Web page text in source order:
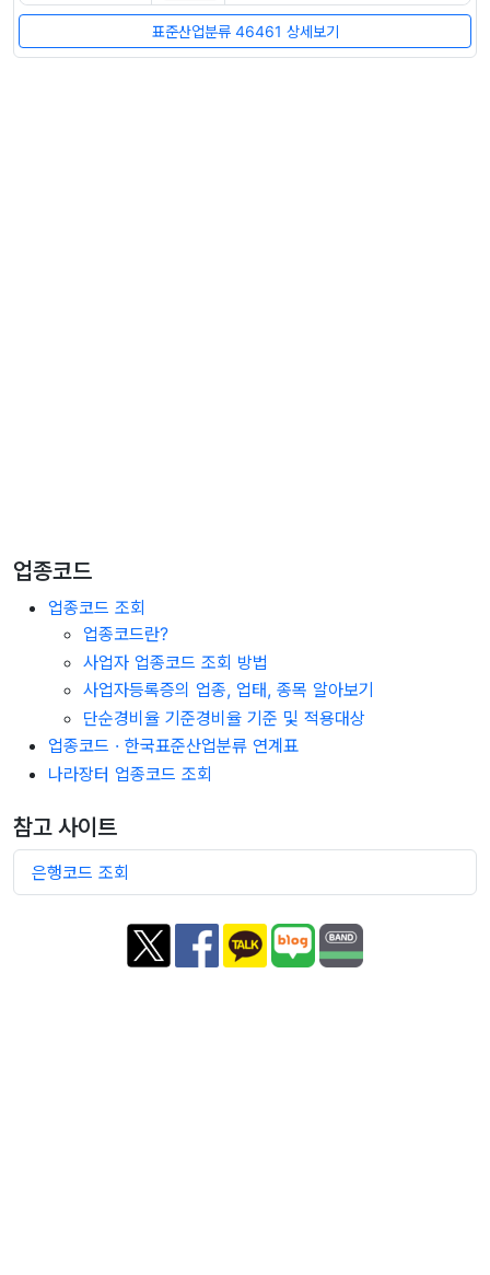
표준산업분류 46461 상세보기
업종코드
업종코드 조회
업종코드란?
사업자 업종코드 조회 방법
사업자등록증의 업종, 업태, 종목 알아보기
단순경비율 기준경비율 기준 및 적용대상
업종코드 · 한국표준산업분류 연계표
나라장터 업종코드 조회
참고 사이트
은행코드 조회